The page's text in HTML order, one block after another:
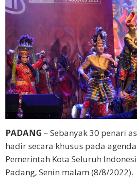
PADANG – Sebanyak 30 penari
hadir secara khusus pada
Pemerintah Kota Seluruh
Padang, Senin malam (8/8/2022).